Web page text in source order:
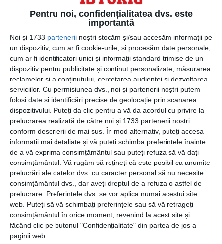
Pentru noi, confidențialitatea dvs. este
importantă
Noi și 1733 partenerii noștri stocăm și/sau accesăm informații pe
un dispozitiv, cum ar fi cookie-urile, și procesăm date personale,
cum ar fi identificatori unici și informații standard trimise de un
dispozitiv pentru publicitate și conținut personalizate, măsurarea
reclamelor și a conținutului, cercetarea audienței și dezvoltarea
serviciilor. Cu permisiunea dvs., noi și partenerii noștri putem
folosi date și identificări precise de geolocație prin scanarea
dispozitivului. Puteți da clic pentru a vă da acordul cu privire la
prelucrarea realizată de către noi și 1733 partenerii noștri
conform descrierii de mai sus. În mod alternativ, puteți accesa
informații mai detaliate și vă puteți schimba preferințele înainte
de a vă exprima consimțământul sau puteți refuza să vă dați
consimțământul. Vă rugăm să rețineți că este posibil ca anumite
prelucrări ale datelor dvs. cu caracter personal să nu necesite
consimțământul dvs., dar aveți dreptul de a refuza o astfel de
prelucrare. Preferințele dvs. se vor aplica numai acestui site
web. Puteți să vă schimbați preferințele sau să vă retrageți
consimțământul în orice moment, revenind la acest site și
făcând clic pe butonul "Confidențialitate" din partea de jos a
paginii web.
Septembrie 2023
Pagini:1234
Din ultima ediție ...
Regina României
Carol al II-lea și acțiunile sale care au ruinat
România Mare
Afaceri oneroase care au marcat România
modernă: Strousberg și Hallier
ETICHETE:
PUBLICAT IN CATEGORIILE:
SEPTEMBRIE 2023
DISTRIBUIE ȘTIREA: FACEBOOK| TWITTER
DACĂ VA PLAC MATERIALELE PUBLICATE, VA INVITĂM SĂ NE URMĂRIȚI
ȘI PE PAGINA NOASTRĂ DE FACEBOOK
RECOMANDARI PENTRU TINE